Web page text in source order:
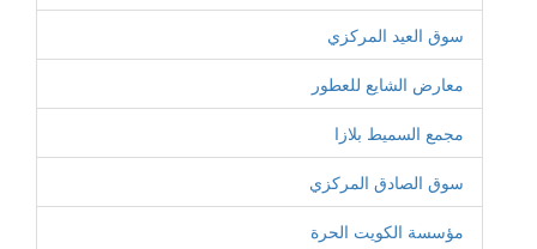
سوق العيد المركزي
معارض الشايع للعطور
مجمع السميط بلازا
سوق الصادق المركزي
مؤسسة الكويت الحرة